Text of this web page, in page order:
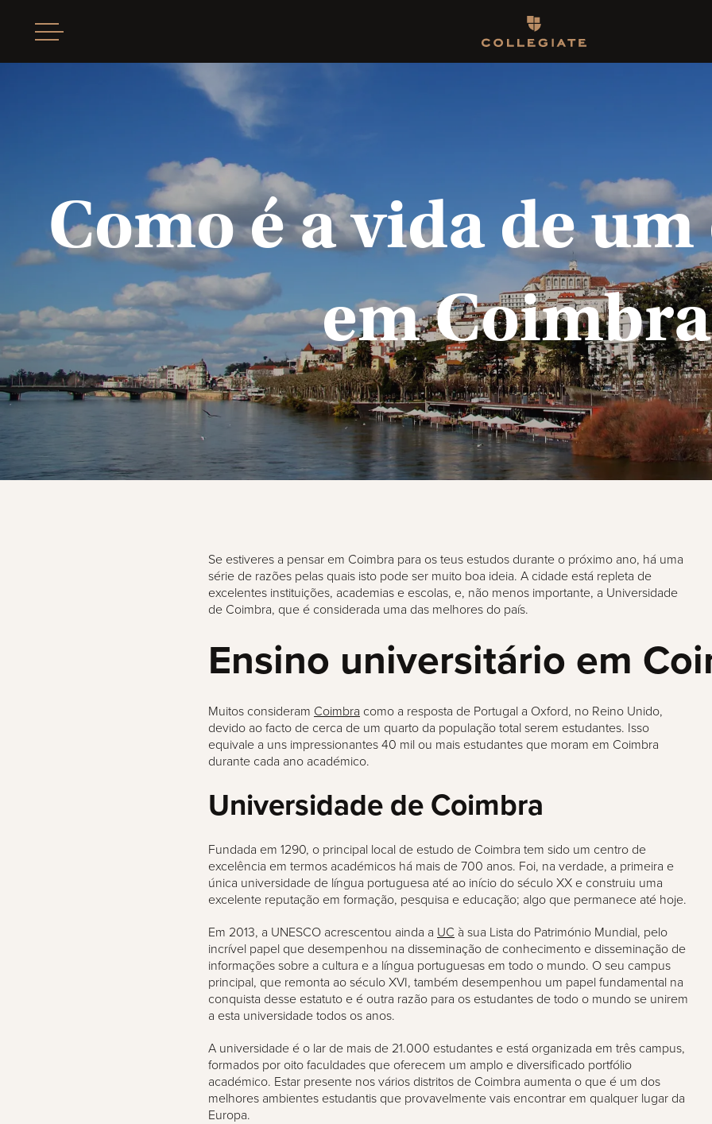
Homepage
Como é a vida de
em
Se estiveres a pensar em Coimbra para os teus estudos durante o próximo ano, há uma
série de razões pelas quais isto pode ser muito boa ideia. A cidade está repleta de
excelentes instituições, academias e escolas, e, não menos importante, a Universidade
de Coimbra, que é considerada uma das melhores do país.
Ensino universitário em
Muitos consideram Coimbra como a resposta de Portugal a Oxford, no Reino Unido,
devido ao facto de cerca de um quarto da população total serem estudantes. Isso
equivale a uns impressionantes 40 mil ou mais estudantes que moram em Coimbra
durante cada ano académico.
Universidade de Coimbra
Fundada em 1290, o principal local de estudo de Coimbra tem sido um centro de
excelência em termos académicos há mais de 700 anos. Foi, na verdade, a primeira e
única universidade de língua portuguesa até ao início do século XX e construiu uma
excelente reputação em formação, pesquisa e educação; algo que permanece até hoje.
Em 2013, a UNESCO acrescentou ainda a UC à sua Lista do Património Mundial, pelo
incrível papel que desempenhou na disseminação de conhecimento e disseminação de
informações sobre a cultura e a língua portuguesas em todo o mundo. O seu campus
principal, que remonta ao século XVI, também desempenhou um papel fundamental na
conquista desse estatuto e é outra razão para os estudantes de todo o mundo se unirem
a esta universidade todos os anos.
A universidade é o lar de mais de 21.000 estudantes e está organizada em três campus,
formados por oito faculdades que oferecem um amplo e diversificado portfólio
académico. Estar presente nos vários distritos de Coimbra aumenta o que é um dos
melhores ambientes estudantis que provavelmente vais encontrar em qualquer lugar da
Europa.